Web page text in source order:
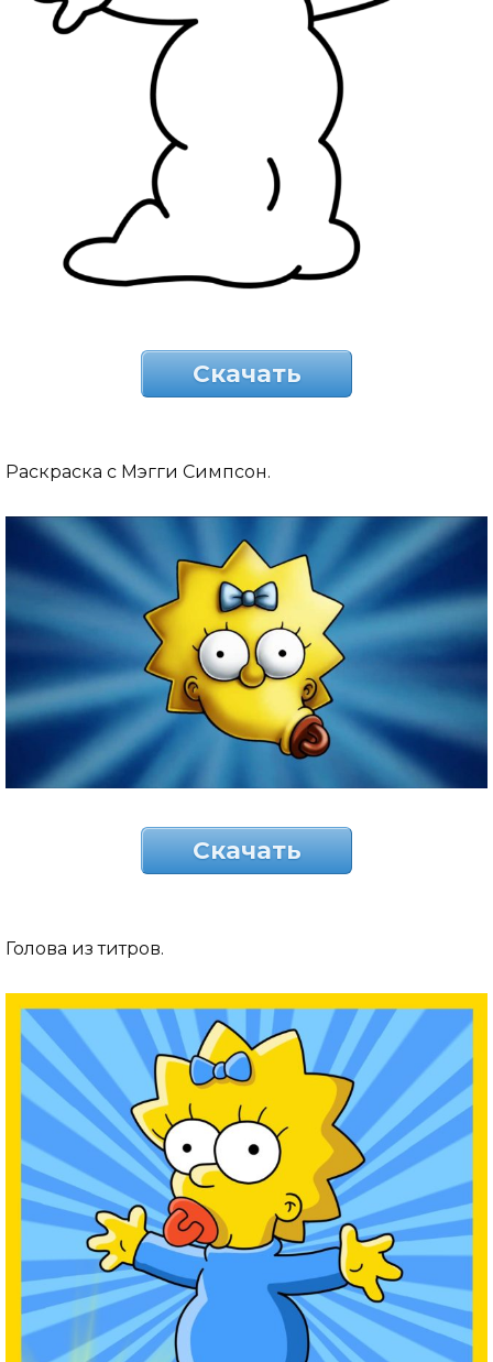
Скачать
Раскраска с Мэгги Симпсон.
Скачать
Голова из титров.